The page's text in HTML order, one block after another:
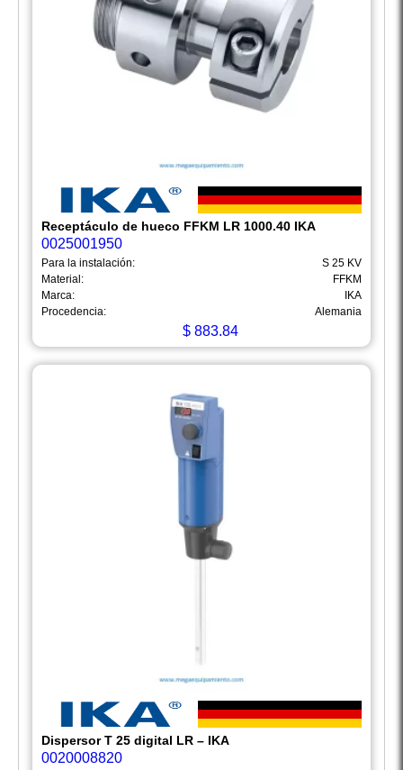
Receptáculo de hueco FFKM LR 1000.40 IKA
0025001950
Para la instalación:
S 25 KV
Material:
FFKM
Marca:
IKA
Procedencia:
Alemania
$ 883.84
Dispersor T 25 digital LR – IKA
0020008820